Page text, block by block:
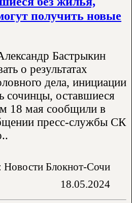
получить новые
Бастрыкин
о результатах
дела, инициации
сочинцы, оставшиеся
18 мая сообщили в
пресс-службы СК
Новости Блокнот-Сочи
18.05.2024